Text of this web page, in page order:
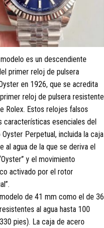
modelo es un descendiente
primer reloj de pulsera
en 1926, que se acredita
reloj de pulsera resistente
Rolex. Estos relojes falsos
características esenciales del
Perpetual, incluida la caja
al agua de la que se deriva el
y el movimiento
activado por el rotor
de 41 mm como el de 36
al agua hasta 100
pies). La caja de acero